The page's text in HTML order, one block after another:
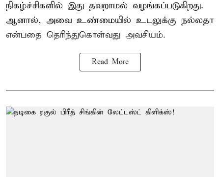
நிகழ்ச்சிகளில் இது தவறாமல் வழங்கப்படுகிறது.
ஆனால், அவை உண்மையில் உடலுக்கு நல்லதா
என்பதை தெரிந்துகொள்வது அவசியம்.
Read More